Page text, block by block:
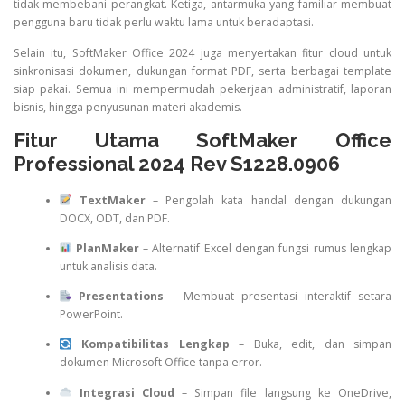
tidak membebani perangkat. Ketiga, antarmuka yang familiar membuat
pengguna baru tidak perlu waktu lama untuk beradaptasi.
Selain itu, SoftMaker Office 2024 juga menyertakan fitur cloud untuk
sinkronisasi dokumen, dukungan format PDF, serta berbagai template
siap pakai. Semua ini mempermudah pekerjaan administratif, laporan
bisnis, hingga penyusunan materi akademis.
Fitur Utama SoftMaker Office
Professional 2024 Rev S1228.0906
TextMaker– Pengolah kata handal dengan dukungan
DOCX, ODT, dan PDF.
PlanMaker– Alternatif Excel dengan fungsi rumus lengkap
untuk analisis data.
Presentations – Membuat presentasi interaktif setara
PowerPoint.
Kompatibilitas Lengkap – Buka, edit, dan simpan
dokumen Microsoft Office tanpa error.
Integrasi Cloud – Simpan file langsung ke OneDrive,